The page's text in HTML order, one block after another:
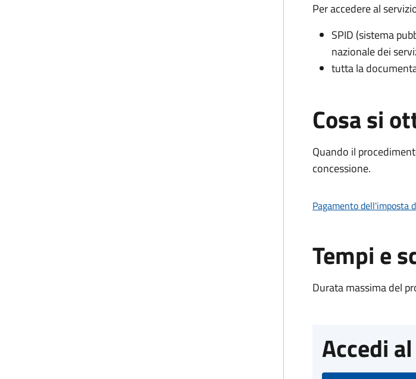
Per accedere al
SPID (sistema
nazionale dei
tutta la
Cosa si
Quando il
concessione.
Pagamento dell'imposta
Tempi e
Durata massima del
Accedi